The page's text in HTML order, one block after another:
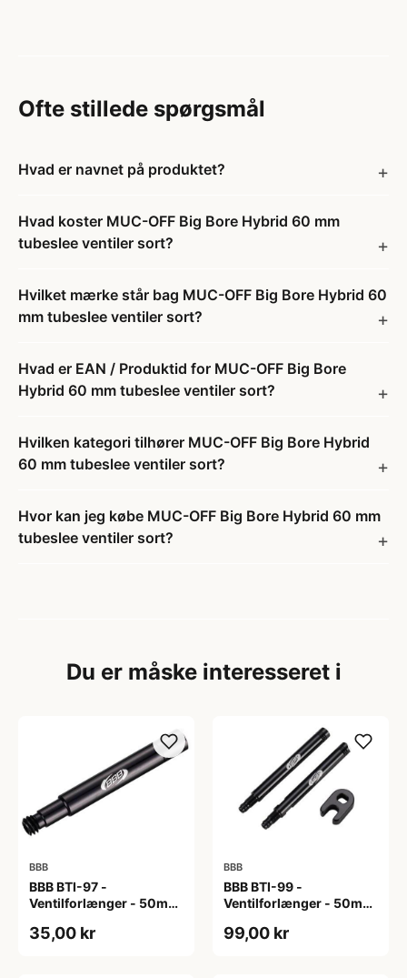
Ofte stillede spørgsmål
Hvad er navnet på produktet?
Hvad koster MUC-OFF Big Bore Hybrid 60 mm
tubeslee ventiler sort?
Hvilket mærke står bag MUC-OFF Big Bore Hybrid 60
mm tubeslee ventiler sort?
Hvad er EAN / Produktid for MUC-OFF Big Bore
Hybrid 60 mm tubeslee ventiler sort?
Hvilken kategori tilhører MUC-OFF Big Bore Hybrid
60 mm tubeslee ventiler sort?
Hvor kan jeg købe MUC-OFF Big Bore Hybrid 60 mm
tubeslee ventiler sort?
Du er måske interesseret i
BBB
BBB BTI-97 -
Ventilforlænger - 50mm
35,00 kr
BBB
BBB BTI-99 -
Ventilforlænger - 50mm
Nøgle - Sort
99,00 kr